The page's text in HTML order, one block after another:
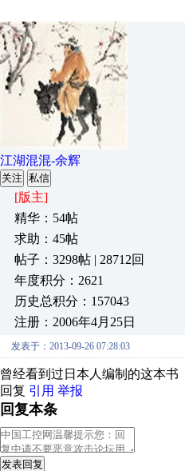
江湖混混-余辉
关注 私信
[版主]
精华：54帖
求助：45帖
帖子：3298帖 | 28712回
年度积分：2621
历史总积分：157043
注册：2006年4月25日
发表于：2013-09-26 07:28:03
曾经看到过日本人编制的这本
回复 引用 举报
回复本条
发表回复